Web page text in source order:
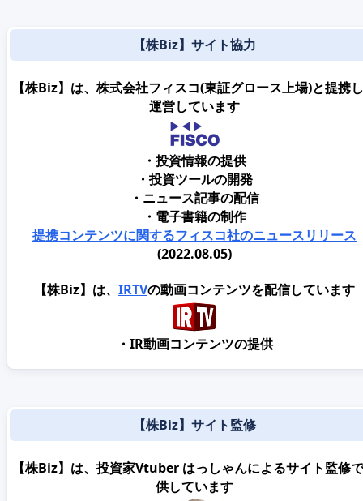
【株Biz】サイト協力
【株Biz】は、株式会社フィスコ(東証グロース上場)と提携
運営しています
・投資情報の提供
・投資ツールの開発
・ニュース記事の配信
・電子書籍の制作
提携コンテンツに関するフィスコ社のニュースリリース
(2022.08.05)
【株Biz】は、 IRTVの動画コンテンツを配信しています
・IR動画コンテンツの提供
【株Biz】サイト監修
【株Biz】は、投資家Vtuber はっしゃんによるサイト監修
供しています